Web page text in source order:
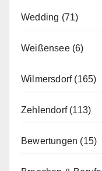
Wedding (71)
Weißensee(6)
Wilmersdorf(165)
Zehlendorf(113)
Bewertungen (15)